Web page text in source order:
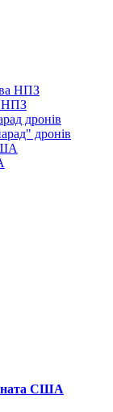
НПЗ
дронів
США